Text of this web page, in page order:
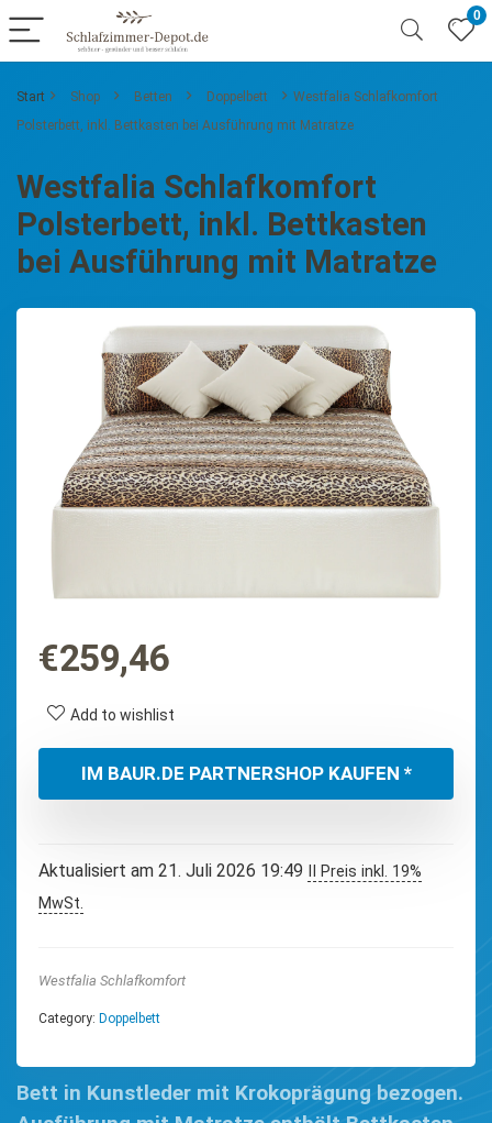
0
Start Shop Betten Doppelbett
Westfalia Schlafkomfort
Polsterbett, inkl. Bettkasten bei Ausführung mit Matratze
Westfalia Schlafkomfort
Polsterbett, inkl. Bettkasten
bei Ausführung mit Matratze
€259,46
Add to wishlist
IM BAUR.DE PARTNERSHOP KAUFEN *
Aktualisiert am 21. Juli 2026 19:49
II Preis inkl. 19%
MwSt.
Westfalia Schlafkomfort
Category: Doppelbett
Bett in Kunstleder mit Krokoprägung bezogen.